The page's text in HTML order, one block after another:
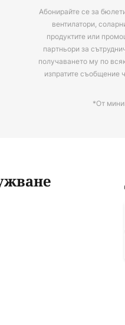
Абонирайте се за
вентилатори,
продуктите или
партньори за
получаването му по
изпратите съобщение
*От